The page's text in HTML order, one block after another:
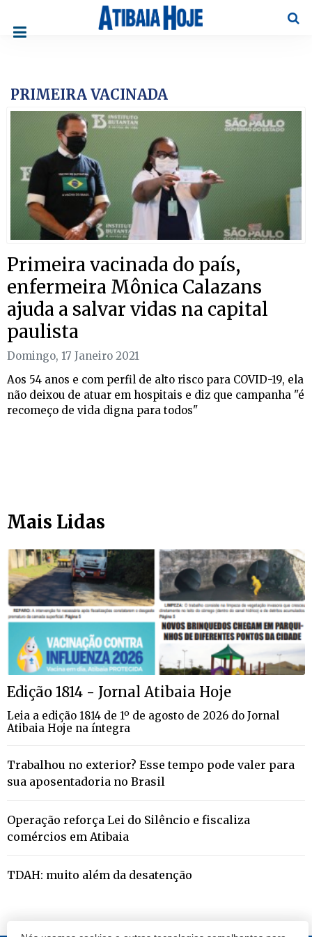
PRIMEIRA VACINADA
Primeira vacinada do país,
enfermeira Mônica Calazans
ajuda a salvar vidas na capital
paulista
Domingo, 17 Janeiro 2021
Aos 54 anos e com perfil de alto risco para COVID-19, ela
não deixou de atuar em hospitais e diz que campanha "é
recomeço de vida digna para todos"
Mais Lidas
Edição 1814 - Jornal Atibaia Hoje
Leia a edição 1814 de 1º de agosto de 2026 do Jornal
Atibaia Hoje na íntegra
Trabalhou no exterior? Esse tempo pode valer para
sua aposentadoria no Brasil
Operação reforça Lei do Silêncio e fiscaliza
comércios em Atibaia
TDAH: muito além da desatenção